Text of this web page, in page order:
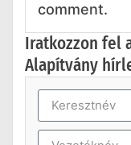
comment.
Iratkozzon fel
Alapítvány